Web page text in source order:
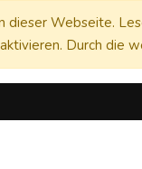
dieser Webseite.
Durch die